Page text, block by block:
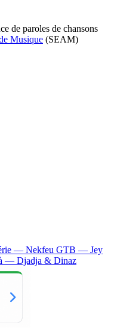
de paroles de chansons
Musique (SEAM)
— Nekfeu GTB — Jey
— Djadja & Dinaz